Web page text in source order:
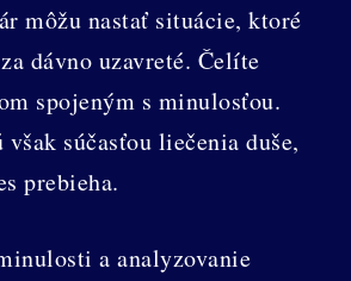
môžu nastať situácie, ktoré
dávno uzavreté. Čelíte
spojeným s minulosťou.
súčasťou liečenia duše,
prebieha.
a analyzovanie